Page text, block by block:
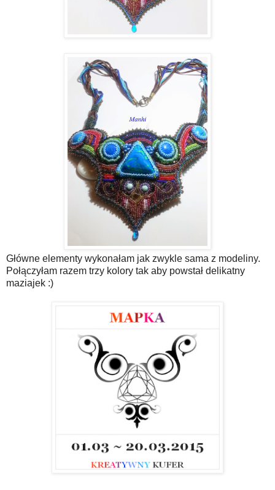
Główne elementy wykonałam jak zwykle sama z modeliny.
Połączyłam razem trzy kolory tak aby powstał delikatny
maziajek :)